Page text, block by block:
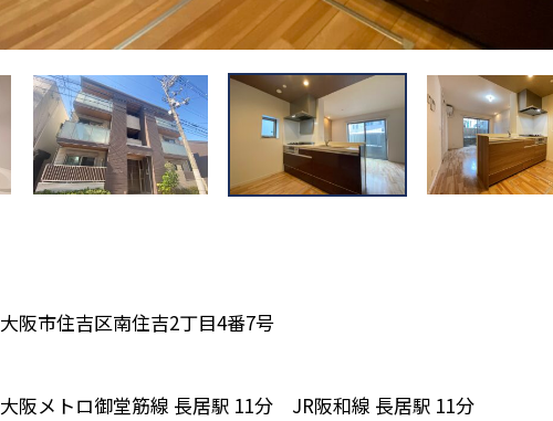
大阪市住吉区南住吉2丁目4番7号
大阪メトロ御堂筋線 長居駅 11分 JR阪和線 長居駅 11分